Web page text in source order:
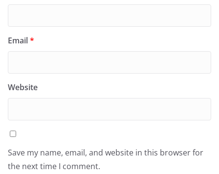
Email*
Website
Save my name, email, and website in this browser for
the next time I comment.